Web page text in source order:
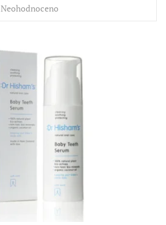
Neohodnoceno